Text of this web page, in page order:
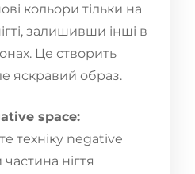
кольори тільки на
залишивши інші в
Це створить
яскравий образ.
space:
техніку negative
нігтя